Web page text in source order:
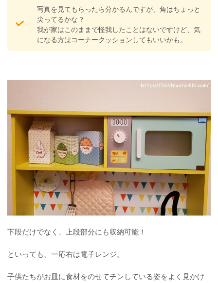
写真を見てもらったら分かるんですが、角はちょっと
尖ってるかな？
我が家はこのままで怪我したことはないですけど、気
になる方はコーナークッションしてもいいかも。
下段だけでなく、上段部分にも収納可能！
といっても、一応右は電子レンジ。
子供たちがお皿に食材をのせてチンしている姿をよく見かけ